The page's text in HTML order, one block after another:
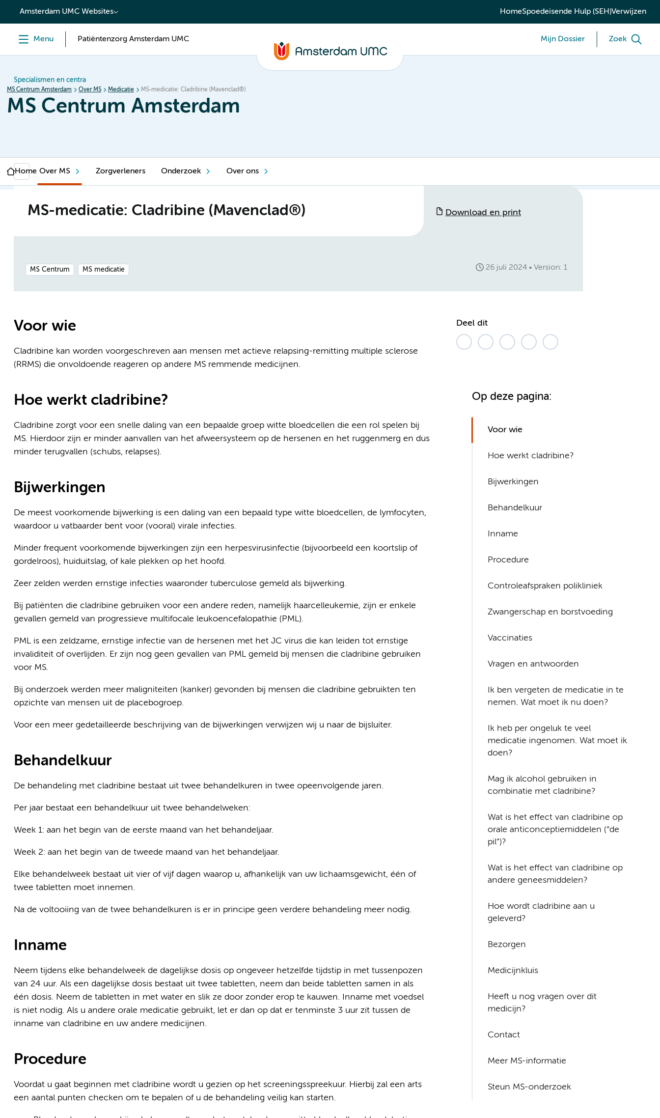
content
Amsterdam UMC Websites HomeSpoedeisende Hulp (SEH)Verwijzen
Menu Patiëntenzorg Amsterdam UMC Mijn Dossier Zoek
Specialismen en centra
MS Centrum Amsterdam Over MS Medicatie MS-medicatie: Cladribine (Mavenclad®)
MS Centrum Amsterdam
Home Over MS Zorgverleners Onderzoek Over ons
MS-medicatie: Cladribine (Mavenclad®) Download en print
MS Centrum MS medicatie 26 juli 2024 Version: 1
Voor wie
Cladribine kan worden voorgeschreven aan mensen met actieve relapsing-remitting multiple sclerose
(RRMS) die onvoldoende reageren op andere MS remmende medicijnen.
Hoe werkt cladribine?
Cladribine zorgt voor een snelle daling van een bepaalde groep witte bloedcellen die een rol spelen bij
MS. Hierdoor zijn er minder aanvallen van het afweersysteem op de hersenen en het ruggenmerg en dus
minder terugvallen (schubs, relapses).
Bijwerkingen
De meest voorkomende bijwerking is een daling van een bepaald type witte bloedcellen, de lymfocyten,
waardoor u vatbaarder bent voor (vooral) virale infecties.
Minder frequent voorkomende bijwerkingen zijn een herpesvirusinfectie (bijvoorbeeld een koortslip of
gordelroos), huiduitslag, of kale plekken op het hoofd.
Zeer zelden werden ernstige infecties waaronder tuberculose gemeld als bijwerking.
Bij patiënten die cladribine gebruiken voor een andere reden, namelijk haarcelleukemie, zijn er enkele
gevallen gemeld van progressieve multifocale leukoencefalopathie (PML).
PML is een zeldzame, ernstige infectie van de hersenen met het JC virus die kan leiden tot ernstige
invaliditeit of overlijden. Er zijn nog geen gevallen van PML gemeld bij mensen die cladribine gebruiken
voor MS.
Bij onderzoek werden meer maligniteiten (kanker) gevonden bij mensen die cladribine gebruikten ten
opzichte van mensen uit de placebogroep.
Voor een meer gedetailleerde beschrijving van de bijwerkingen verwijzen wij u naar de bijsluiter.
Behandelkuur
De behandeling met cladribine bestaat uit twee behandelkuren in twee opeenvolgende jaren.
Per jaar bestaat een behandelkuur uit twee behandelweken:
Week 1: aan het begin van de eerste maand van het behandeljaar.
Week 2: aan het begin van de tweede maand van het behandeljaar.
Elke behandelweek bestaat uit vier of vijf dagen waarop u, afhankelijk van uw lichaamsgewicht, één of
twee tabletten moet innemen.
Na de voltooiing van de twee behandelkuren is er in principe geen verdere behandeling meer nodig.
Inname
Neem tijdens elke behandelweek de dagelijkse dosis op ongeveer hetzelfde tijdstip in met tussenpozen
van 24 uur. Als een dagelijkse dosis bestaat uit twee tabletten, neem dan beide tabletten samen in als
één dosis. Neem de tabletten in met water en slik ze door zonder erop te kauwen. Inname met voedsel
is niet nodig. Als u andere orale medicatie gebruikt, let er dan op dat er tenminste 3 uur zit tussen de
inname van cladribine en uw andere medicijnen.
Procedure
Voordat u gaat beginnen met cladribine wordt u gezien op het screeningsspreekuur. Hierbij zal een arts
een aantal punten checken om te bepalen of u de behandeling veilig kan starten.
Deel dit
Op deze pagina:
Voor wie
Hoe werkt cladribine?
Bijwerkingen
Behandelkuur
Inname
Procedure
Controleafspraken polikliniek
Zwangerschap en borstvoeding
Vaccinaties
Vragen en antwoorden
Ik ben vergeten de medicatie in te
nemen. Wat moet ik nu doen?
Ik heb per ongeluk te veel
medicatie ingenomen. Wat moet ik
doen?
Mag ik alcohol gebruiken in
combinatie met cladribine?
Wat is het effect van cladribine op
orale anticonceptiemiddelen (“de
pil”)?
Wat is het effect van cladribine op
andere geneesmiddelen?
Hoe wordt cladribine aan u
geleverd?
Bezorgen
Medicijnkluis
Heeft u nog vragen over dit
medicijn?
Contact
Meer MS-informatie
Steun MS-onderzoek